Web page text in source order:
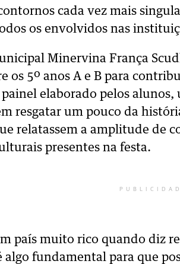
cada vez mais
os envolvidos nas
Minervina França
os 5º anos A e B para
elaborado pelos alunos,
resgatar um pouco da
relatassem a amplitude de
presentes na festa.
país muito rico quando diz
algo fundamental para que